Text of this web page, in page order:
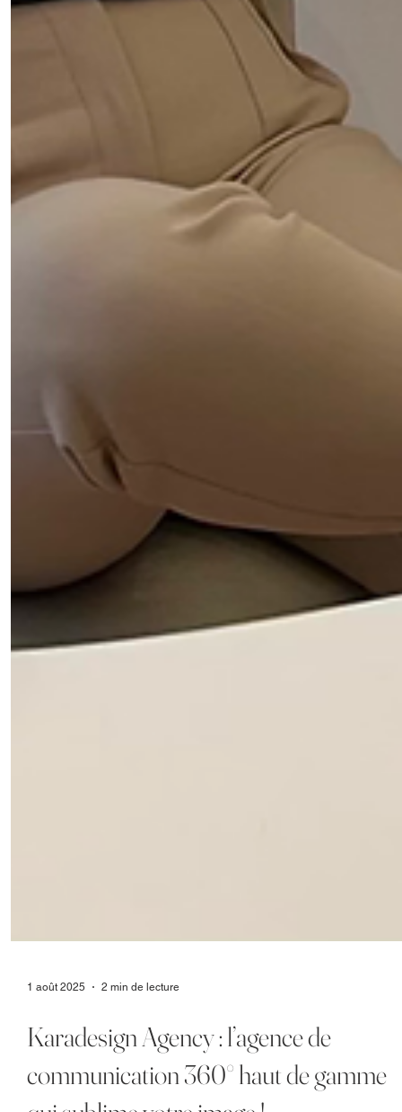
2 min de lecture
Karadesign Agency : l’agence de